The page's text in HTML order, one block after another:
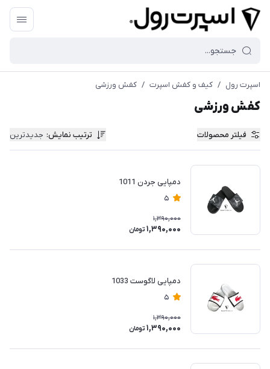
اسپرت رول / کیف و کفش اسپرت / کفش ورزشی
کفش ورزشی
فیلتر محصولات ترتیب نمایش: جدیدترین
دمپایی جردن 1011
5
1,390,000
1,390,000 تومان
دمپایی لاگوست 1033
5
1,390,000
1,390,000 تومان